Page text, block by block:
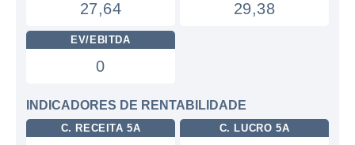
27,64 29,38
EV/EBITDA
0
INDICADORES DE RENTABILIDADE
C. RECEITA 5A C. LUCRO 5A